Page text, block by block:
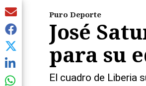
Puro Deporte
José
para su
El cuadro de Liberia